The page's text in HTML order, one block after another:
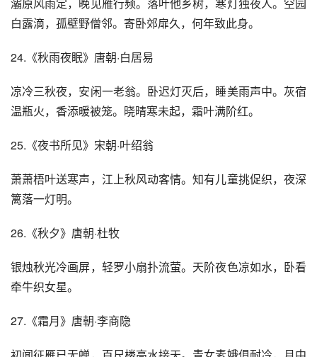
灞原风雨定，晚见雁行频。落叶他乡树，寒灯独夜人。空园
白露滴，孤壁野僧邻。寄卧郊扉久，何年致此身。
24.《秋雨夜眠》唐朝·白居易
凉冷三秋夜，安闲一老翁。卧迟灯灭后，睡美雨声中。灰宿
温瓶火，香添暖被笼。晓晴寒未起，霜叶满阶红。
25.《夜书所见》宋朝·叶绍翁
萧萧梧叶送寒声，江上秋风动客情。知有儿童挑促织，夜深
篱落一灯明。
26.《秋夕》唐朝·杜牧
银烛秋光冷画屏，轻罗小扇扑流萤。天阶夜色凉如水，卧看
牵牛织女星。
27.《霜月》唐朝·李商隐